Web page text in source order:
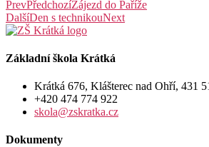
PrevPředchozíZájezd do Paříže
DalšíDen s technikouNext
Základní škola Krátká
Krátká 676, Klášterec nad Ohří, 431
+420 474 774 922
skola@zskratka.cz
Dokumenty